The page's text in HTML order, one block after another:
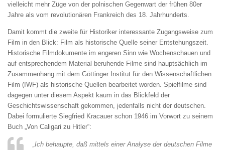
vielleicht mehr Züge von der polnischen Ge­genwart der frühen 80er
Jahre als vom revolutionären Frankreich des 18. Jahrhunderts.
Damit kommt die zweite für Historiker interessante Zugangsweise zum
Film in den Blick: Film als historische Quelle seiner Entstehungszeit.
Histo­rische Filmdokumente im engeren Sinn wie Wochenschauen und
auf entspre­chendem Material beruhende Filme sind hauptsächlich im
Zusammenhang mit dem Göttinger Institut für den Wissenschaftlichen
Film (IWF) als histo­rische Quellen bearbeitet worden. Spielfilme sind
dagegen unter diesem Aspekt kaum in das Blickfeld der
Geschichtswissenschaft gekommen, jeden­falls nicht der deutschen.
Dabei formulierte Siegfried Kracauer schon 1946 im Vorwort zu seinem
Buch „Von Caligari zu Hitler“:
„Ich behaupte, daß mittels einer Analyse der deutschen Filme